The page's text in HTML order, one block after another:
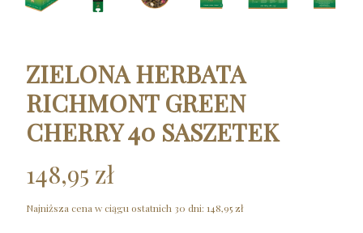
ZIELONA HERBATA
RICHMONT GREEN
CHERRY 40 SASZETEK
148,95 zł
Najniższa cena w ciągu ostatnich 30 dni: 148,95 zł